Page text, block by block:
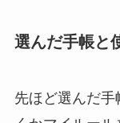
選んだ手帳と
先ほど選んだ